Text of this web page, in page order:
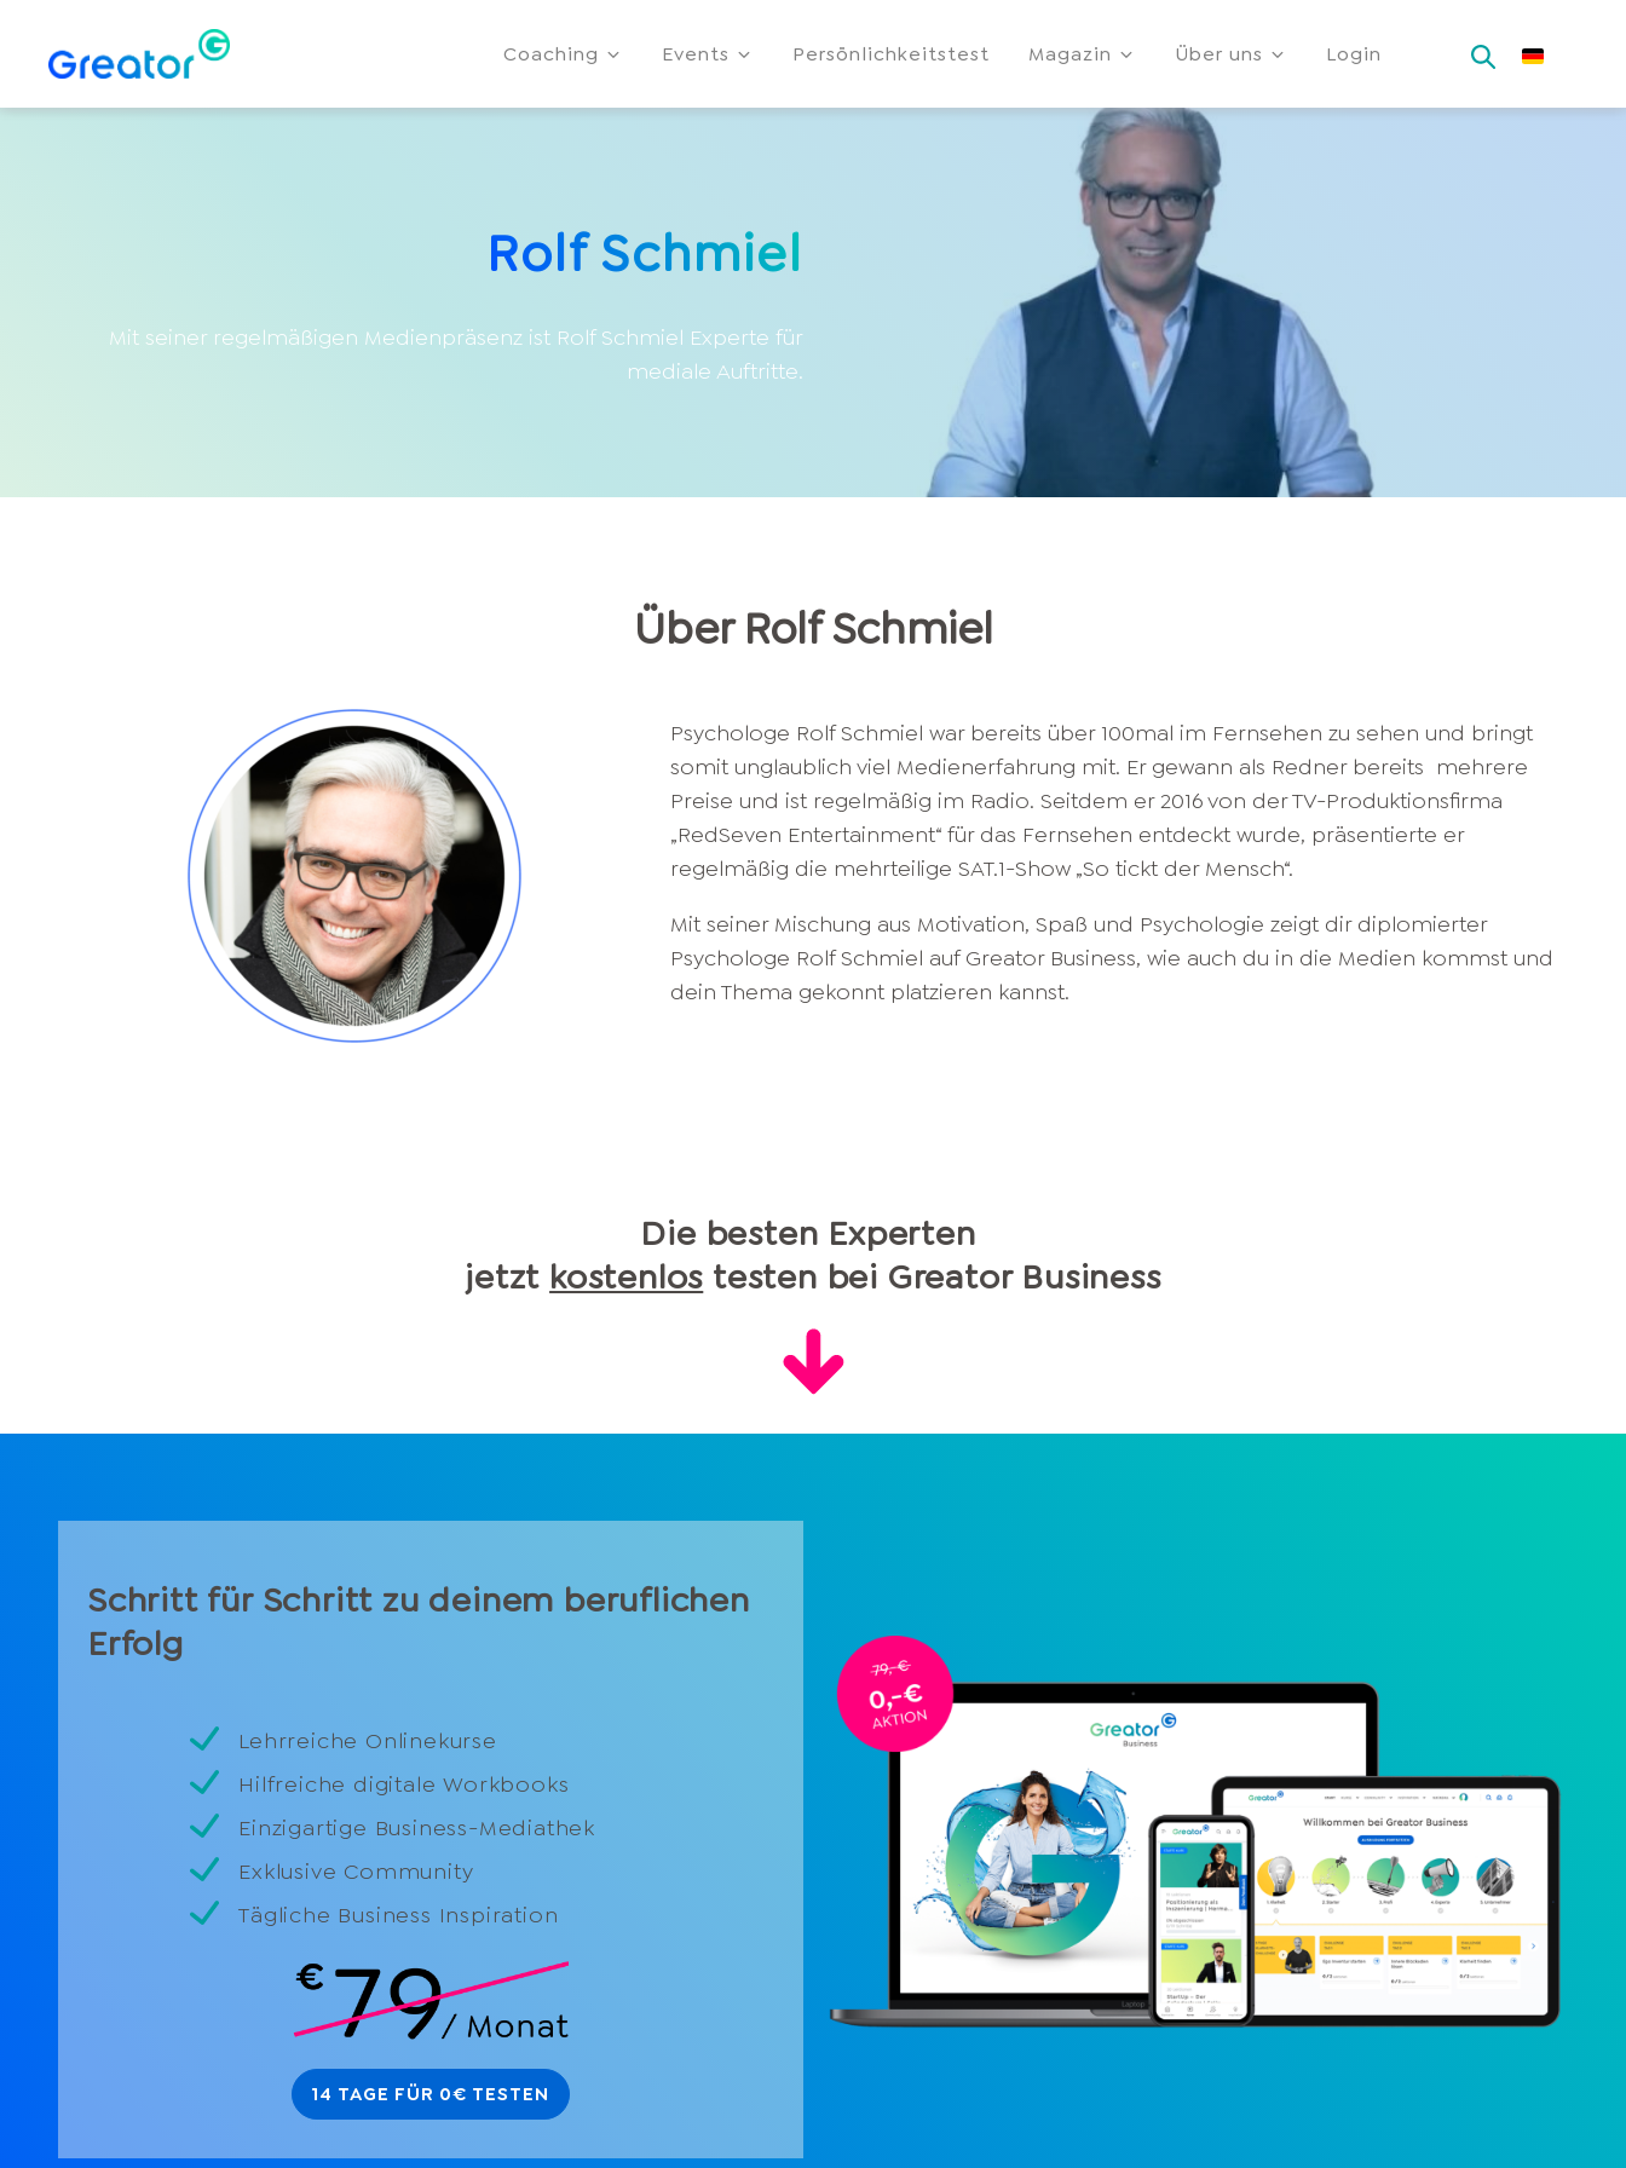
Coaching Events Persönlichkeitstest Magazin Über uns Login
Rolf Schmiel
Mit seiner regelmäßigen Medienpräsenz ist Rolf Schmiel Experte für
mediale Auftritte.
ÜberRolf Schmiel
Psychologe Rolf Schmiel war bereits über 100mal im Fernsehen zu sehen und bringt
somit unglaublich viel Medienerfahrung mit. Er gewann als Redner bereits mehrere
Preise und ist regelmäßig im Radio. Seitdem er 2016 von der TV-Produktionsfirma
„RedSeven Entertainment“ für das Fernsehen entdeckt wurde, präsentierte er
regelmäßig die mehrteilige SAT.1-Show „So tickt der Mensch“.
Mit seiner Mischung aus Motivation, Spaß und Psychologie zeigt dir diplomierter
Psychologe Rolf Schmiel auf Greator Business, wie auch du in die Medien kommst und
dein Thema gekonnt platzieren kannst.
Die besten Experten
jetzt kostenlos testen bei Greator Business
Schritt für Schritt zu deinem beruflichen
Erfolg
Lehrreiche Onlinekurse
Hilfreiche digitale Workbooks
Einzigartige Business-Mediathek
Exklusive Community
Tägliche Business Inspiration
14 TAGE FÜR 0€ TESTEN